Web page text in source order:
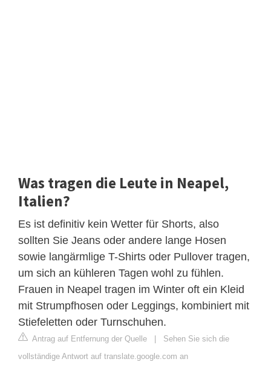
Was tragen die Leute in Neapel,
Italien?
Es ist definitiv kein Wetter für Shorts, also
sollten Sie Jeans oder andere lange Hosen
sowie langärmlige T-Shirts oder Pullover tragen,
um sich an kühleren Tagen wohl zu fühlen.
Frauen in Neapel tragen im Winter oft ein Kleid
mit Strumpfhosen oder Leggings, kombiniert mit
Stiefeletten oder Turnschuhen.
Antrag auf Entfernung der Quelle
Sehen Sie sich die
vollständige Antwort auf translate.google.com an